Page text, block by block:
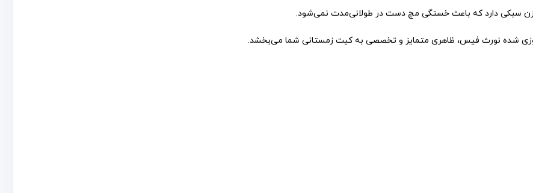
سبکی دارد که باعث خستگی مچ دست در طولانی‌مدت نمی‌شود.
شده نورث فیس، ظاهری متمایز و تخصصی به کیت زمستانی شما می‌بخشد.